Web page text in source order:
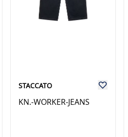
STACCATO
KN.-WORKER-JEANS